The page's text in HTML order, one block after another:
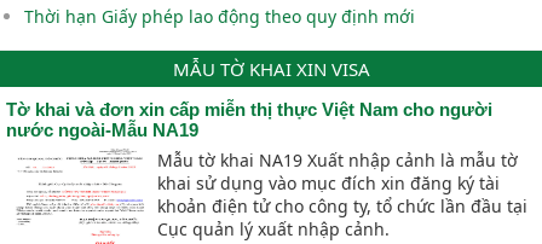
Thời hạn Giấy phép lao động theo quy định mới
MẪU TỜ KHAI XIN VISA
Tờ khai và đơn xin cấp miễn thị thực Việt Nam cho người
nước ngoài-Mẫu NA19
Mẫu tờ khai NA19 Xuất nhập cảnh là mẫu tờ
khai sử dụng vào mục đích xin đăng ký tài
khoản điện tử cho công ty, tổ chức lần đầu tại
Cục quản lý xuất nhập cảnh.